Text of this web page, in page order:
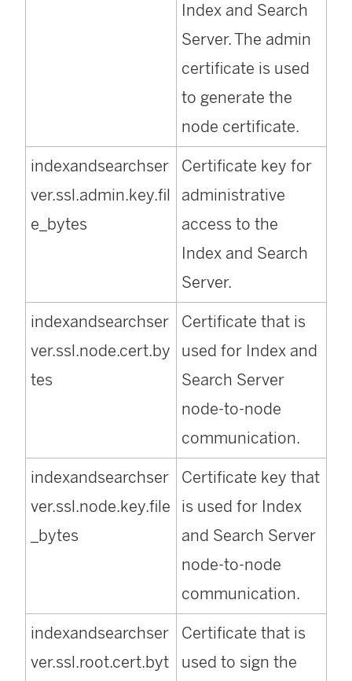
Index and Search
Server. The admin
certificate is used
to generate the
node certificate.
indexandsearchser
ver.ssl.admin.key.fil
e_bytes
Certificate key for
administrative
access to the
Index and Search
Server.
indexandsearchser
ver.ssl.node.cert.by
tes
Certificate that is
used for Index and
Search Server
node-to-node
communication.
indexandsearchser
ver.ssl.node.key.file
_bytes
Certificate key that
is used for Index
and Search Server
node-to-node
communication.
indexandsearchser
ver.ssl.root.cert.byt
Certificate that is
used to sign the